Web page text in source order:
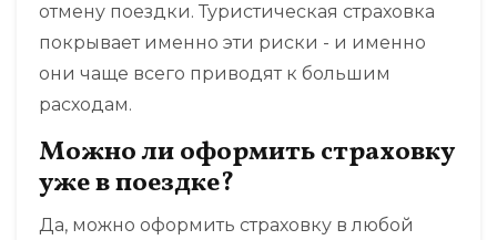
отмену поездки. Туристическая страховка
покрывает именно эти риски - и именно
они чаще всего приводят к большим
расходам.
Можно ли оформить страховку
уже в поездке?
Да, можно оформить страховку в любой